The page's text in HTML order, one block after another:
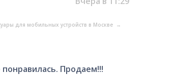
для мобильных устройств в Москве →
Продаем!!!